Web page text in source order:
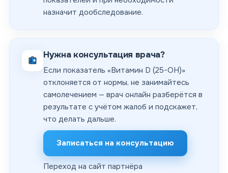
назначит дообследование.
Нужна консультация врача?
Если показатель «Витамин D (25-OH)»
отклоняется от нормы, не занимайтесь
самолечением — врач онлайн разберётся в
результате с учётом жалоб и подскажет,
что делать дальше.
Записаться на консультацию
Переход на сайт партнёра